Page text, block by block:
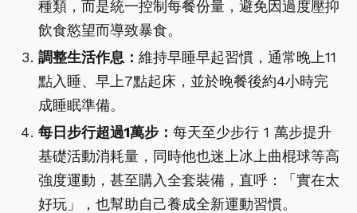
種類，而是統一控制每餐份量，避免因過度壓抑
飲食慾望而導致暴食。
調整生活作息： 維持早睡早起習慣，通常晚上11
點入睡、早上7點起床，並於晚餐後約4小時完
成睡眠準備。
每日步行超過1萬步： 每天至少步行 1 萬步提升
基礎活動消耗量，同時他也迷上冰上曲棍球等高
強度運動，甚至購入全套裝備，直呼：「實在太
好玩」，也幫助自己養成全新運動習慣。